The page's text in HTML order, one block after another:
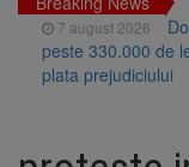
7 august 2026
peste 330.000 de
plata prejudiciului
sistarea plăților